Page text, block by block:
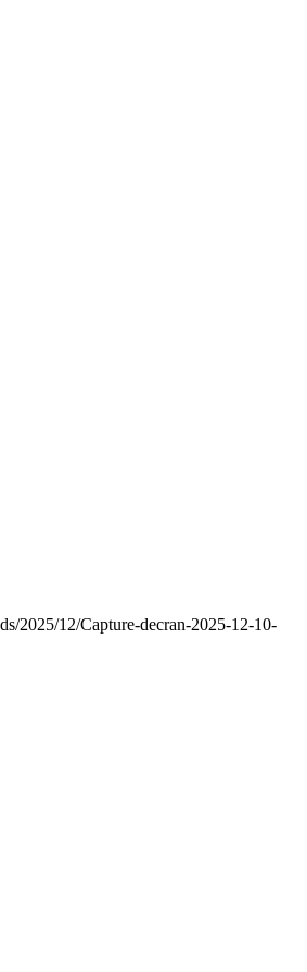
2025/12/Capture-decran-2025-12-10-